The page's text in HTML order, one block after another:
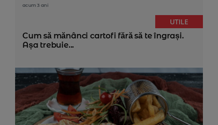
acum 3 ani
UTILE
Cum să mănânci cartofi fără să te îngrași.
Așa trebuie...